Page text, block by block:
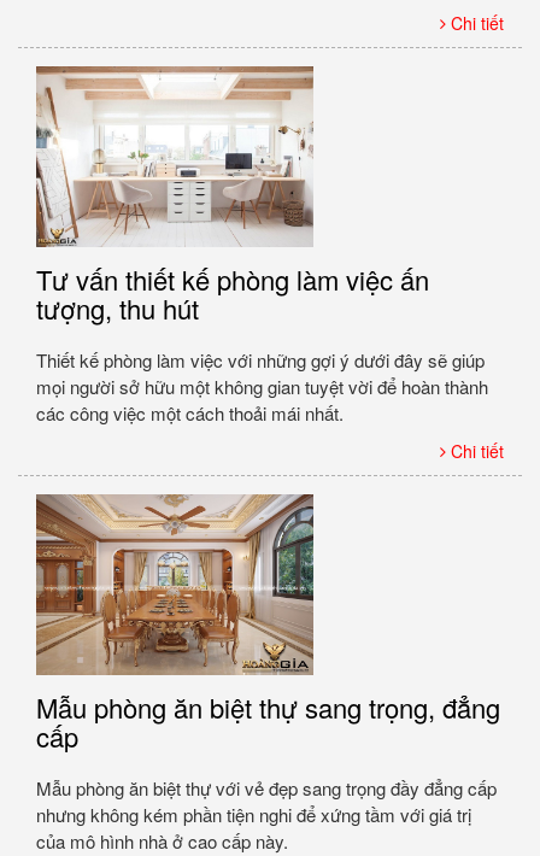
Chi tiết
Tư vấn thiết kế phòng làm việc ấn
tượng, thu hút
Thiết kế phòng làm việc với những gợi ý dưới đây sẽ giúp
mọi người sở hữu một không gian tuyệt vời để hoàn thành
các công việc một cách thoải mái nhất.
Chi tiết
Mẫu phòng ăn biệt thự sang trọng, đẳng
cấp
Mẫu phòng ăn biệt thự với vẻ đẹp sang trọng đầy đẳng cấp
nhưng không kém phần tiện nghi để xứng tầm với giá trị
của mô hình nhà ở cao cấp này.